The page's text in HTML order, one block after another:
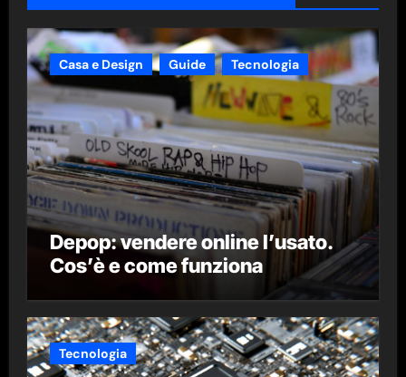
Casa e Design Guide Tecnologia
Depop: vendere online l’usato.
Cos’è e come funziona
Tecnologia